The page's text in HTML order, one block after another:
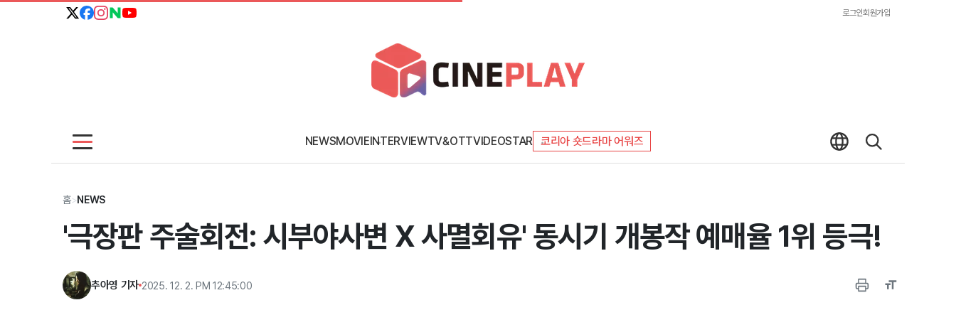
로그인회원가입
NEWSMOVIEINTERVIEWTV&OTTVIDEOSTAR 코리아 숏드라마 어워즈
홈>NEWS
'극장판 주술회전: 시부야사변 X 사멸회유' 동시기 개봉작 예매율 1위 등극!
추아영 기자 2025. 12. 2. PM 12:45:00